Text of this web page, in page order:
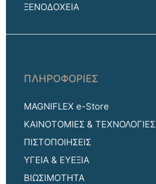
ΞΕΝΟΔΟΧΕΙΑ
ΠΛΗΡΟΦΟΡΙΕΣ
MAGNIFLEX e-Store
ΚΑΙΝΟΤΟΜΙΕΣ & ΤΕΧΝΟΛΟΓΙΕΣ
ΠΙΣΤΟΠΟΙΗΣΕΙΣ
ΥΓΕΙΑ & ΕΥΕΞΙΑ
ΒΙΩΣΙΜΟΤΗΤΑ